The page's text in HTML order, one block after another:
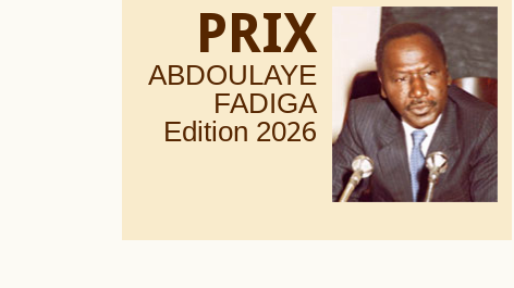
PRIX
ABDOULAYE
FADIGA
Edition 2026